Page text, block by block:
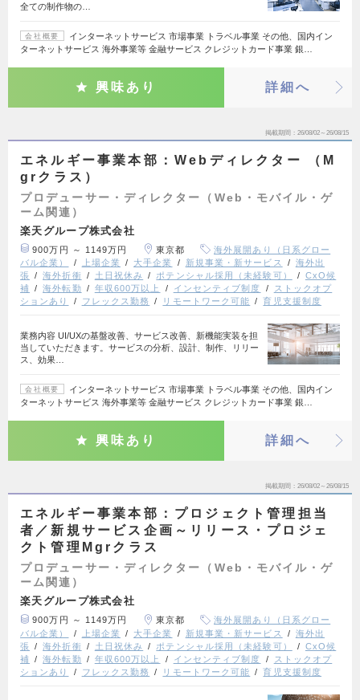
全ての制作物の…
会社概要
インターネットサービス 市場事業 トラベル事業 その他、国内イン
ターネットサービス 海外事業等 金融サービス クレジットカード事業 銀…
興味あり 詳細へ
掲載期間 26/08/02～26/08/15
エネルギー事業本部：Webディレクター （M
grクラス）
プロデューサー・ディレクター（Web・モバイル・ゲ
ーム関連）
楽天グループ株式会社
900万円 ～ 1149万円 東京都
海外展開あり（日系グロー
バル企業）
上場企業 大手企業 新規事業・新サービス
海外出
張
海外折衝 土日祝休み ポテンシャル採用（未経験可）
CxO候
補
海外転勤 年収600万以上 インセンティブ制度
ストックオプ
ションあり
フレックス勤務 リモートワーク可能 育児支援制度
業務内容 UI/UXの基盤改善、サービス改善、新機能実装を担
当していただきます。サービスの分析、設計、制作、リリー
ス、効果…
会社概要
インターネットサービス 市場事業 トラベル事業 その他、国内イン
ターネットサービス 海外事業等 金融サービス クレジットカード事業 銀…
興味あり 詳細へ
掲載期間 26/08/02～26/08/15
エネルギー事業本部：プロジェクト管理担当
者／新規サービス企画～リリース・プロジェ
クト管理Mgrクラス
プロデューサー・ディレクター（Web・モバイル・ゲ
ーム関連）
楽天グループ株式会社
900万円 ～ 1149万円 東京都
海外展開あり（日系グロー
バル企業）
上場企業 大手企業 新規事業・新サービス
海外出
張
海外折衝 土日祝休み ポテンシャル採用（未経験可）
CxO候
補
海外転勤 年収600万以上 インセンティブ制度
ストックオプ
ションあり
フレックス勤務 リモートワーク可能 育児支援制度